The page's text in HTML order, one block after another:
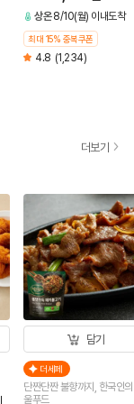
상온 8/10(월) 이내도착
최대 15% 중복쿠폰
4.8 (1,234)
더보기
담기
더세페
단짠단짠 불향까지, 한국인
울푸드